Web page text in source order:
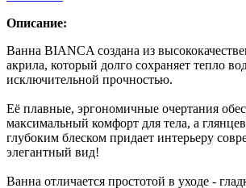
Описание:
Ванна BIANCA создана из
акрила, который долго сохраняет тепло
исключительной прочностью.
Её плавные, эргономичные очертания
максимальный комфорт для тела, а
глубоким блеском придает интерьеру
элегантный вид!
Ванна отличается простотой в уходе -